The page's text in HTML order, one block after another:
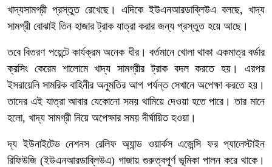
খাদ্যসামগ্রী প্রস্তুত রেখেছে। এদিকে ইউএনআরডাব্লিউএ বলছে, খাদ্য
সামগ্রী বোঝাই তিন হাজার ট্রাক যাত্রা করার জন্য প্রস্তুত হয়ে আছে।
তবে বিতরণ পয়েন্টে কার্যক্রম অনেক ধীর। বর্তমানে খোলা থাকা একমাত্র বর্ডার
ক্রসিং কেরেম শালোমে খাদ্য সামগ্রীর ট্রাক বদল করতে হয়। এরপর
ইসরায়েলি সামরিক বাহিনীর অনুমতির আগ পর্যন্ত সেখানে অপেক্ষা করতে হয়।
তাদের এই যাত্রা আবার যেকোনো সময় থামিয়ে দেওয়া হতে পারে। তার মানে
হলো, খাদ্য সামগ্রী নিয়ে অপেক্ষার সময় দীর্ঘায়িত হওয়া।
দ্য ইউনাইটেড নেশনস রেলিফ অ্যান্ড ওয়ার্কস এজেন্সি ফর প্যালেস্টাইন
রিফিউজি (ইউএনআরডাব্লিউএ) গাজায় গুরুত্বপূর্ণ ভূমিকা পালন করে থাকে।